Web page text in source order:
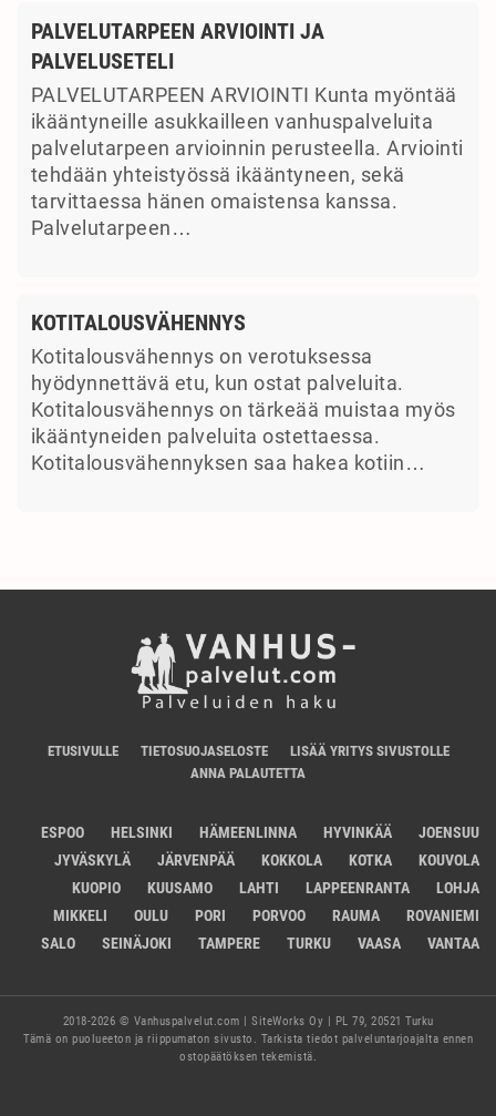
PALVELUTARPEEN ARVIOINTI JA
PALVELUSETELI
PALVELUTARPEEN ARVIOINTI Kunta myöntää
ikääntyneille asukkailleen vanhuspalveluita
palvelutarpeen arvioinnin perusteella. Arviointi
tehdään yhteistyössä ikääntyneen, sekä
tarvittaessa hänen omaistensa kanssa.
Palvelutarpeen…
KOTITALOUSVÄHENNYS
Kotitalousvähennys on verotuksessa
hyödynnettävä etu, kun ostat palveluita.
Kotitalousvähennys on tärkeää muistaa myös
ikääntyneiden palveluita ostettaessa.
Kotitalousvähennyksen saa hakea kotiin…
ETUSIVULLE TIETOSUOJASELOSTE
LISÄÄ YRITYS SIVUSTOLLE
ANNA PALAUTETTA
ESPOO HELSINKI HÄMEENLINNA HYVINKÄÄ
JOENSUU
JYVÄSKYLÄ
JÄRVENPÄÄ KOKKOLA KOTKA
KOUVOLA
KUOPIO
KUUSAMO LAHTI LAPPEENRANTA
LOHJA
MIKKELI
OULU PORI PORVOO RAUMA
ROVANIEMI
SALO
SEINÄJOKI TAMPERE TURKU VAASA VANTAA
2018-2026 © Vanhuspalvelut.com | SiteWorks Oy | PL 79, 20521 Turku
Tämä on puolueeton ja riippumaton sivusto. Tarkista tiedot palveluntarjoajalta ennen
ostopäätöksen tekemistä.